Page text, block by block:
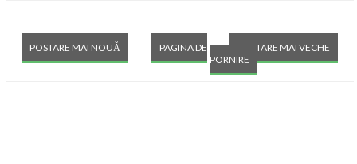
POSTARE MAI NOUĂ POSTARE MAI VECHE
PAGINA DE
PORNIRE